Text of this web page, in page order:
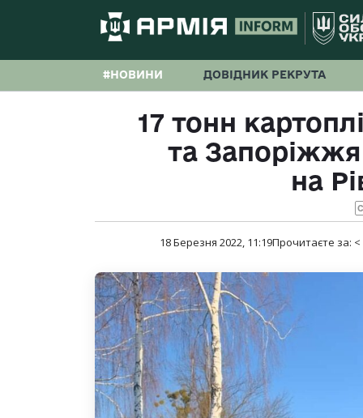
#НОВИНИ ДОВІДНИК РЕКРУТА
17 тонн
та Запоріжжя
на
18 Березня 2022, 11:19Прочитаєте за: <